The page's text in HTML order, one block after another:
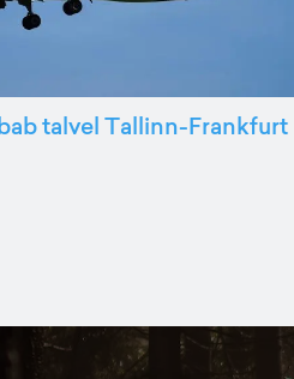
talvel Tallinn-Frankfurt